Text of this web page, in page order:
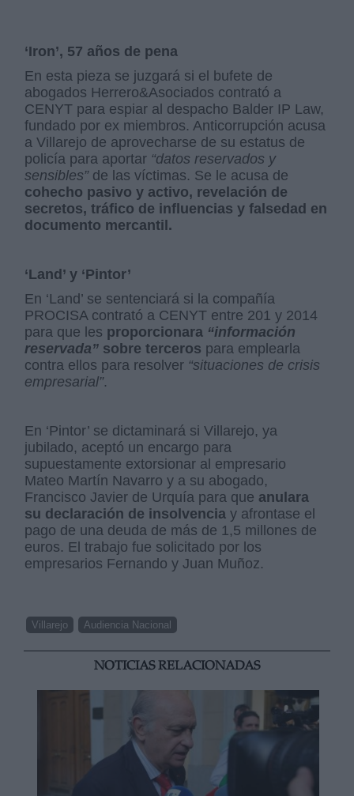
‘Iron’, 57 años de pena
En esta pieza se juzgará si el bufete de
abogados Herrero&Asociados contrató a
CENYT para espiar al despacho Balder IP Law,
fundado por ex miembros. Anticorrupción acusa
a Villarejo de aprovecharse de su estatus de
policía para aportar “datos reservados y
sensibles”de las víctimas. Se le acusa de
cohecho pasivo y activo, revelación de
secretos, tráfico de influencias y falsedad en
documento mercantil.
‘Land’ y ‘Pintor’
En ‘Land’ se sentenciará si la compañía
PROCISA contrató a CENYT entre 201 y 2014
para que les proporcionara “información
reservada” sobre terceros para emplearla
contra ellos para resolver “situaciones de crisis
empresarial”.
En ‘Pintor’ se dictaminará si Villarejo, ya
jubilado, aceptó un encargo para
supuestamente extorsionar al empresario
Mateo Martín Navarro y a su abogado,
Francisco Javier de Urquía para que anulara
su declaración de insolvencia y afrontase el
pago de una deuda de más de 1,5 millones de
euros. El trabajo fue solicitado por los
empresarios Fernando y Juan Muñoz.
Villarejo Audiencia Nacional
NOTICIAS RELACIONADAS